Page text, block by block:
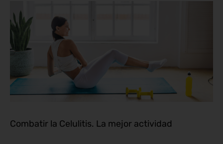
Combatir la Celulitis. La mejor actividad